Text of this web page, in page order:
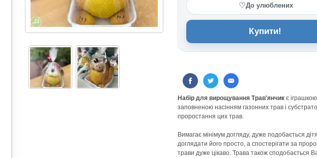
♡До улюблених
Купити!
Набір для вирощування Трав'янчик є
заповненою насінням газонних трав і
проростання цих трав.
Вимагає мінімум догляду, дуже подобається
доглядати його просто, а спостерігати за
трави дуже цікаво. Трава також сподобається